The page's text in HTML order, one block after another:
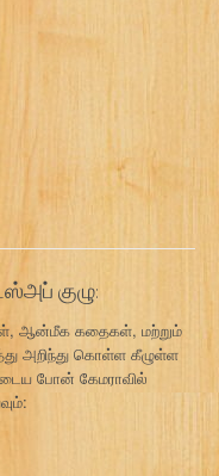
குழு:
ஆன்மீக கதைகள், மற்றும்
அறிந்து கொள்ள கீழுள்ள
போன் கேமராவில்